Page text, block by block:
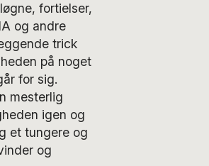
fortielser,
og andre
trick
på noget
for sig.
mesterlig
igen og
et tungere og
og